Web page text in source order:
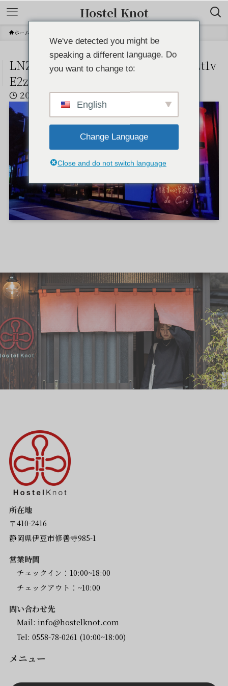
Hostel Knot
ホーム
LNZ04bB2Po50VisJRuztI64rY2onsLt1v
E2zHz3M
2023年4月19日
所在地
〒410-2416
静岡県伊豆市修善寺985-1
営業時間
チェックイン：10:00~18:00
チェックアウト：~10:00
問い合わせ先
Mail: info@hostelknot.com
Tel: 0558-78-0261 (10:00~18:00)
メニュー
We've detected you might be
speaking a different language. Do
you want to change to:
English
Change Language
Close and do not switch language